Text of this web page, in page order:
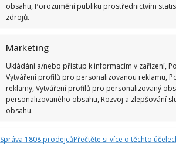
obsahu, Porozumění publiku prostřednictvím
zdrojů.
Marketing
Ukládání a/nebo přístup k informacím v zařízení,
Vytváření profilů pro personalizovanou reklamu,
reklamy, Vytváření profilů pro personalizovaný
personalizovaného obsahu, Rozvoj a zlepšování
obsahu.
Funkce
Správa 1808 prodejcůPřečtěte si více o těchto